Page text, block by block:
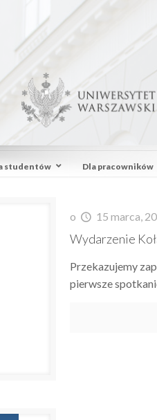
studentów Dla pracowników
o 15 marca,
Wydarzenie
Przekazujemy
pierwsze